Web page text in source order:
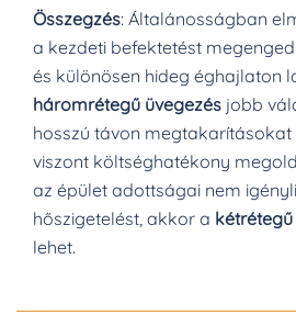
Összegzés: Általánosságban
a kezdeti befektetést
és különösen hideg éghajlaton
háromrétegű üvegezés jobb
hosszú távon megtakarításokat
viszont költséghatékony
az épület adottságai nem
hőszigetelést, akkor a
lehet.